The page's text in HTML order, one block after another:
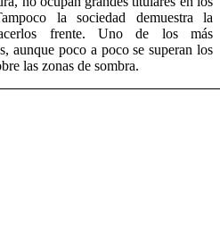
la sociedad demuestra la
frente. Uno de los más
aunque poco a poco se superan los
las zonas de sombra.